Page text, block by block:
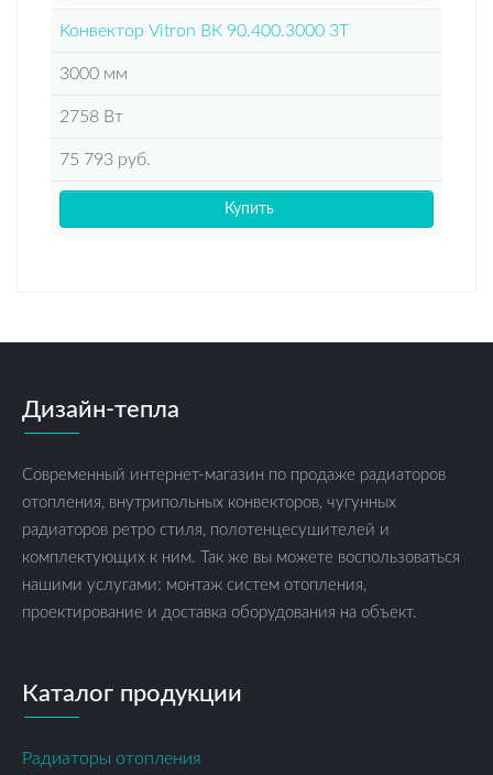
Конвектор Vitron ВК 90.400.3000 3Т
3000 мм
2758 Вт
75 793 руб.
Купить
Дизайн-тепла
Современный интернет-магазин по продаже радиаторов
отопления, внутрипольных конвекторов, чугунных
радиаторов ретро стиля, полотенцесушителей и
комплектующих к ним. Так же вы можете воспользоваться
нашими услугами: монтаж систем отопления,
проектирование и доставка оборудования на объект.
Каталог продукции
Радиаторы отопления